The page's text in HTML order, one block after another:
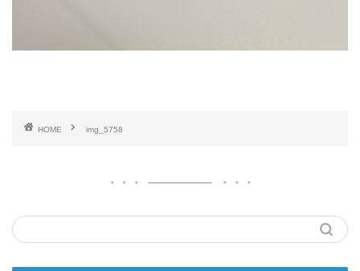
HOME img_5758